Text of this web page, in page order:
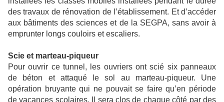
des travaux de rénovation de l’établissement. Et d’accéder
aux bâtiments des sciences et de la SEGPA, sans avoir à
emprunter longs couloirs et escaliers.
Scie et marteau-piqueur
Pour ouvrir ce tunnel, les ouvriers ont scié six panneaux
de béton et attaqué le sol au marteau-piqueur. Une
opération bruyante qui ne pouvait se faire qu’en période
de vacances scolaires. Il sera clos de chaque côté par des